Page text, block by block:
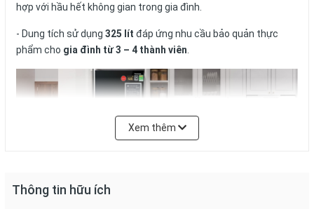
hợp với hầu hết không gian trong gia đình.
- Dung tích sử dụng 325 lít đáp ứng nhu cầu bảo quản thực
phẩm cho gia đình từ 3 – 4 thành viên
Xem thêm
Thông tin hữu ích